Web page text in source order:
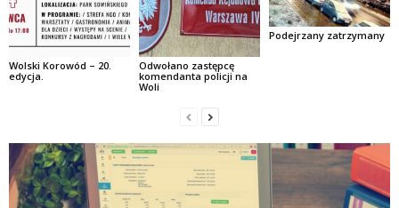
Wolski Korowód – 20.
edycja.
Odwołano zastępcę
komendanta policji na
Woli
Podejrzany zatrzymany